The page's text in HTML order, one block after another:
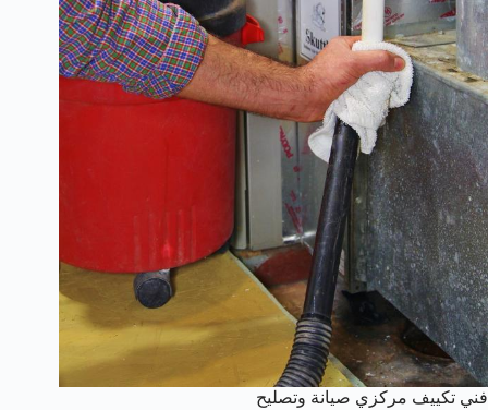
فني تكييف مركزي صيانة وتصليح